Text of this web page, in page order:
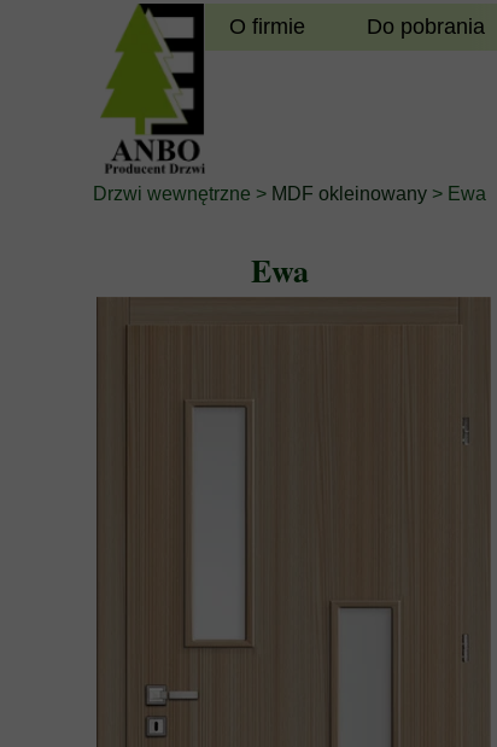
O firmie Do pobrania
Drzwi wewnętrzne > MDF okleinowany > Ewa
Ewa